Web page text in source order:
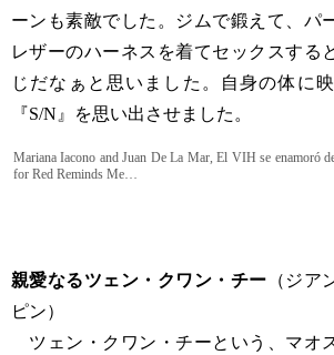
ーンも素敵でした。ジムで鍛えて、パ
レザーのハーネスを着てセックスする
じだなぁと思いました。自身の体に
『S/N』を思い出させました。
Mariana Iacono and Juan De La Mar, El VIH se
for Red Reminds Me…
親愛なるツェン・クワン・チー （ジア
ピン）
ツェン・クワン・チーという、マオ